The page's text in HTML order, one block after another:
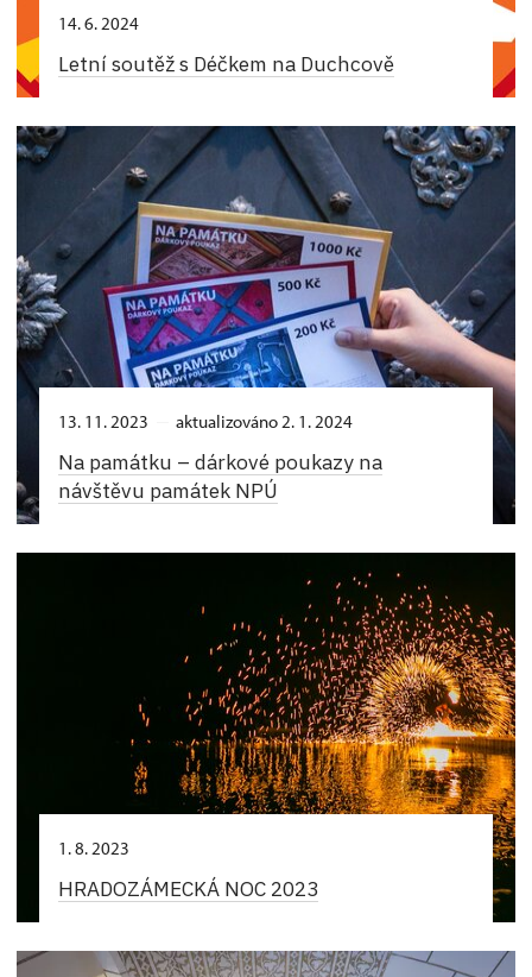
14. 6. 2024
Letní soutěž s Déčkem na Duchcově
13. 11. 2023 aktualizováno 2. 1. 2024
Na památku –⁠ dárkové poukazy na
návštěvu památek NPÚ
1. 8. 2023
HRADOZÁMECKÁ NOC 2023